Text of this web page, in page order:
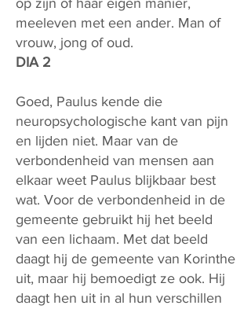
op zijn of haar eigen manier,
meeleven met een ander. Man of
vrouw, jong of oud.
DIA 2
Goed, Paulus kende die
neuropsychologische kant van pijn
en lijden niet. Maar van de
verbondenheid van mensen aan
elkaar weet Paulus blijkbaar best
wat. Voor de verbondenheid in de
gemeente gebruikt hij het beeld
van een lichaam. Met dat beeld
daagt hij de gemeente van Korinthe
uit, maar hij bemoedigt ze ook. Hij
daagt hen uit in al hun verschillen